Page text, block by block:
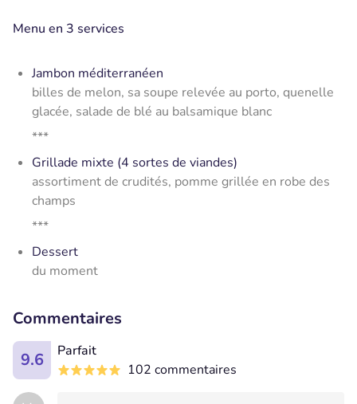
Menu en 3 services
Jambon méditerranéen
billes de melon, sa soupe relevée au porto, quenelle
glacée, salade de blé au balsamique blanc
***
Grillade mixte (4 sortes de viandes)
assortiment de crudités, pomme grillée en robe des
champs
***
Dessert
du moment
Commentaires
9.6
Parfait
102 commentaires